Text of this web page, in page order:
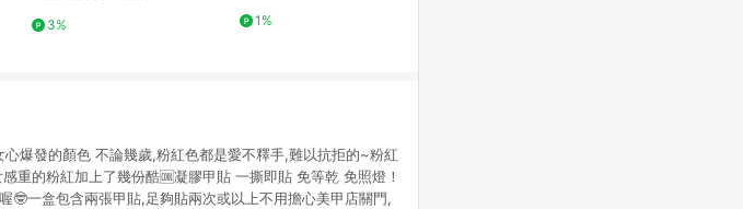
3%
1%
爆發的顏色 不論幾歲,粉紅色都是愛不釋手,難以抗拒的~粉紅
重的粉紅加上了幾份酷🆒凝膠甲貼 一撕即貼 免等乾 免照燈！
🤓一盒包含兩張甲貼,足夠貼兩次或以上不用擔心美甲店關門,